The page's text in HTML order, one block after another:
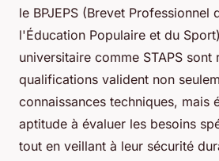
le BPJEPS (Brevet Professionnel
l'Éducation Populaire et du
universitaire comme STAPS sont
qualifications valident non
connaissances techniques, mais
aptitude à évaluer les besoins
tout en veillant à leur sécurité